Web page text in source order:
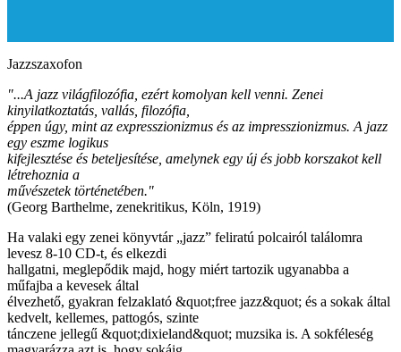
Jazzszaxofon
"...A jazz világfilozófia, ezért komolyan kell venni. Zenei
kinyilatkoztatás, vallás, filozófia,
éppen úgy, mint az expresszionizmus és az impresszionizmus. A jazz
egy eszme logikus
kifejlesztése és beteljesítése, amelynek egy új és jobb korszakot kell
létrehoznia a
művészetek történetében."
(Georg Barthelme, zenekritikus, Köln, 1919)
Ha valaki egy zenei könyvtár „jazz” feliratú polcairól találomra
levesz 8-10 CD-t, és elkezdi
hallgatni, meglepődik majd, hogy miért tartozik ugyanabba a
műfajba a kevesek által
élvezhető, gyakran felzaklató &quot;free jazz&quot; és a sokak által
kedvelt, kellemes, pattogós, szinte
tánczene jellegű &quot;dixieland&quot; muzsika is. A sokféleség